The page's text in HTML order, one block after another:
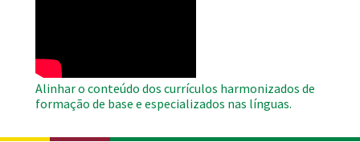
Alinhar o conteúdo dos currículos harmonizados de
formação de base e especializados nas línguas.